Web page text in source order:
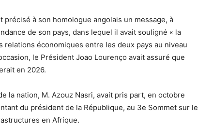
à son homologue angolais un message, à
de son pays, dans lequel il avait souligné « la
relations économiques entre les deux pays au niveau
le Président Joao Lourenço avait assuré que
en 2026.
la nation, M. Azouz Nasri, avait pris part, en octobre
du président de la République, au 3e Sommet sur le
en Afrique.